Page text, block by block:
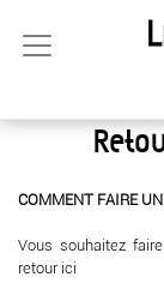
COMMENT FAIRE
Vous souhaitez
retour ici